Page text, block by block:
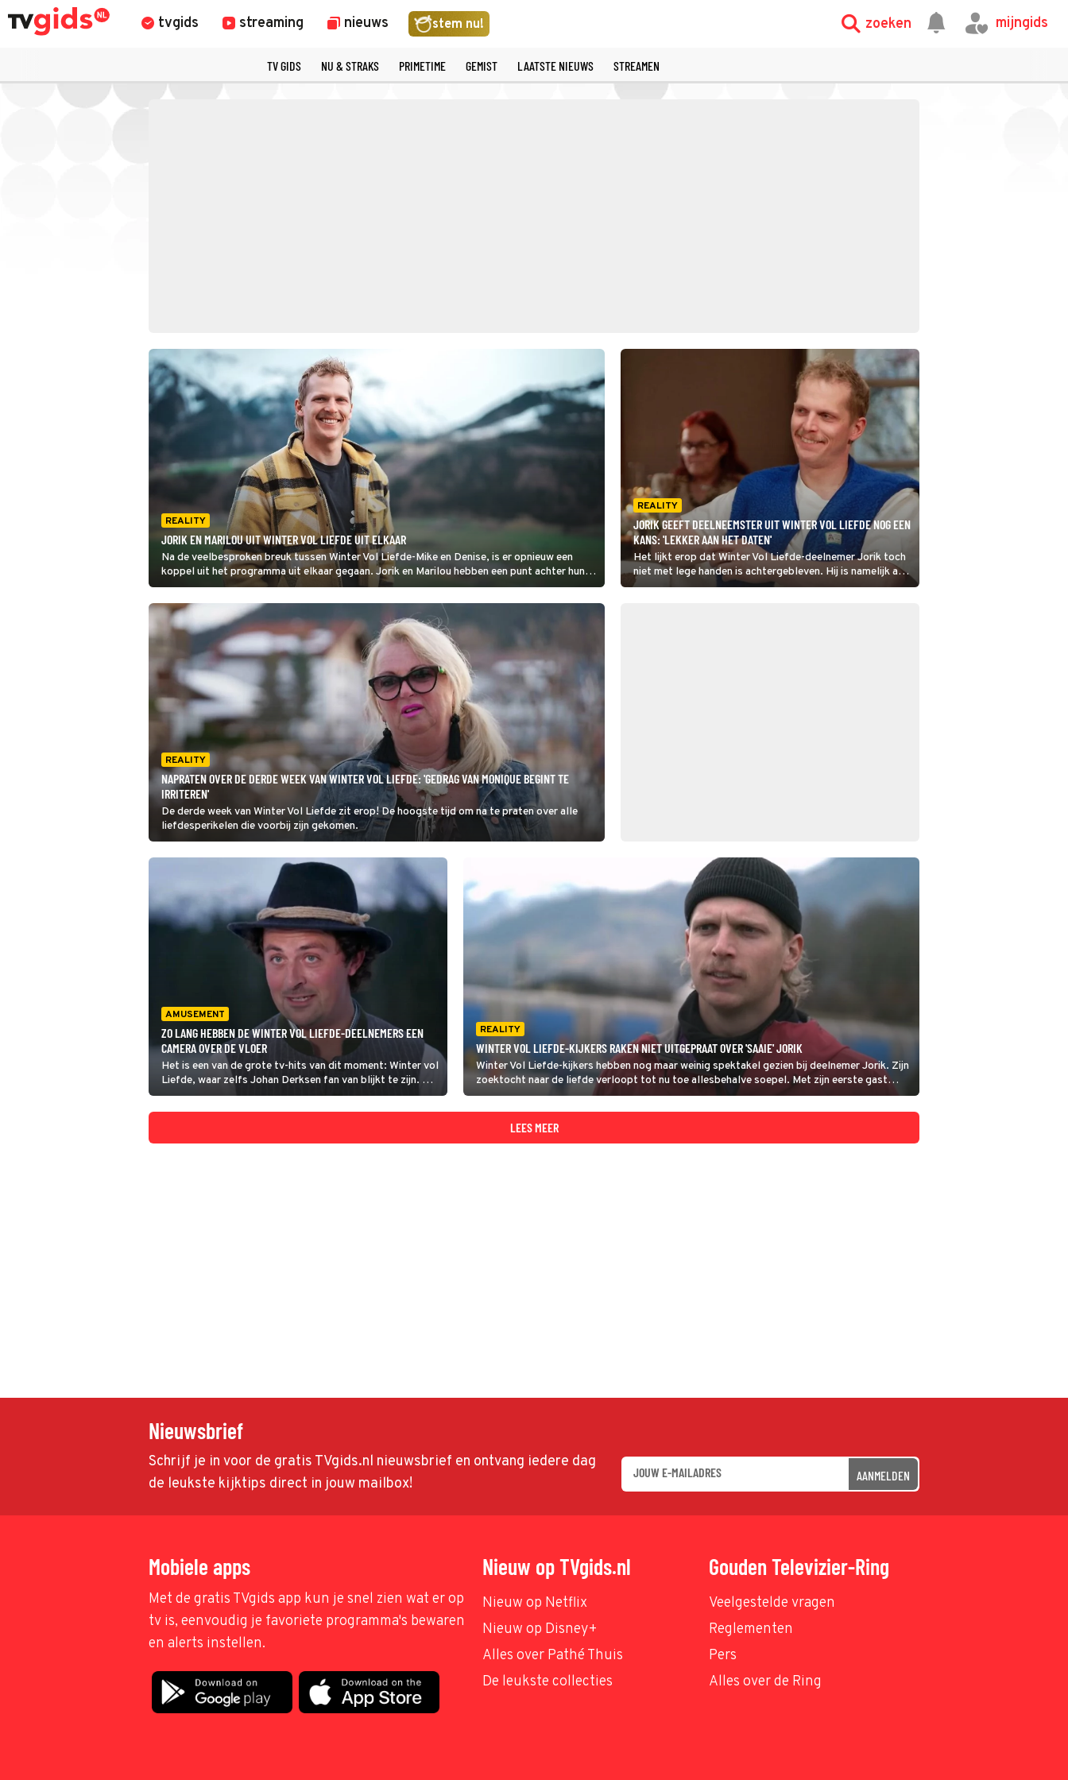
tvgids streaming nieuws stem nu! zoeken mijngids
TV GIDS NU & STRAKS PRIMETIME GEMIST LAATSTE NIEUWS STREAMEN
REALITY
JORIK EN MARILOU UIT WINTER VOL LIEFDE UIT ELKAAR
Na de veelbesproken breuk tussen Winter Vol Liefde-Mike en Denise, is er opnieuw een
koppel uit het programma uit elkaar gegaan. Jorik en Marilou hebben een punt achter hun
relatie gezet.
REALITY
JORIK GEEFT DEELNEEMSTER UIT WINTER VOL LIEFDE NOG EEN
KANS: 'LEKKER AAN HET DATEN'
Het lijkt erop dat Winter Vol Liefde-deelnemer Jorik toch
niet met lege handen is achtergebleven. Hij is namelijk aan
het daten met een van de vrouwen die voor hem naar de
REALITY
NAPRATEN OVER DE DERDE WEEK VAN WINTER VOL LIEFDE: 'GEDRAG VAN MONIQUE BEGINT TE
IRRITEREN'
De derde week van Winter Vol Liefde zit erop! De hoogste tijd om na te praten over alle
liefdesperikelen die voorbij zijn gekomen.
AMUSEMENT
ZO LANG HEBBEN DE WINTER VOL LIEFDE-DEELNEMERS EEN
CAMERA OVER DE VLOER
Het is een van de grote tv-hits van dit moment: Winter vol
Liefde, waar zelfs Johan Derksen fan van blijkt te zijn. De
kijker is dan ook razend benieuwd naar alles wat maar met
het programma te maken heeft en vandaag deelt
REALITY
WINTER VOL LIEFDE-KIJKERS RAKEN NIET UITGEPRAAT OVER 'SAAIE' JORIK
Winter Vol Liefde-kijkers hebben nog maar weinig spektakel gezien bij deelnemer Jorik. Zijn
zoektocht naar de liefde verloopt tot nu toe allesbehalve soepel. Met zijn eerste gast
Kirsten voelt hij geen romantische klik en ook met zijn tweede gast Nienke is er nog geen
sprake van vuurwerk.
LEES MEER
Nieuwsbrief
Schrijf je in voor de gratis TVgids.nl nieuwsbrief en ontvang iedere dag
de leukste kijktips direct in jouw mailbox!
AANMELDEN
Mobiele apps
Met de gratis TVgids app kun je snel zien wat er op
tv is, eenvoudig je favoriete programma's bewaren
en alerts instellen.
Nieuw op TVgids.nl
Nieuw op Netflix
Nieuw op Disney+
Alles over Pathé Thuis
De leukste collecties
Gouden Televizier-Ring
Veelgestelde vragen
Reglementen
Pers
Alles over de Ring